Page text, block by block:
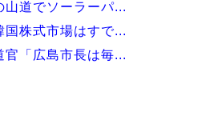
山道でソーラーパ...
国株式市場はすで...
官「広島市長は毎...